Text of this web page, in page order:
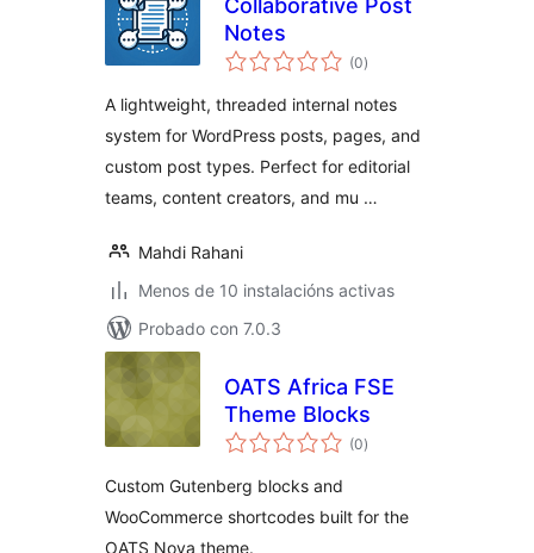
Collaborative Post
Notes
(0valoracións
totais
)
A lightweight, threaded internal notes
system for WordPress posts, pages, and
custom post types. Perfect for editorial
teams, content creators, and mu …
Mahdi Rahani
Menos de 10 instalacións activas
Probado con 7.0.3
OATS Africa FSE
Theme Blocks
(0valoracións
totais
)
Custom Gutenberg blocks and
WooCommerce shortcodes built for the
OATS Nova theme.